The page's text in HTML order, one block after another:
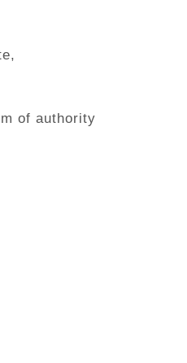
of authority